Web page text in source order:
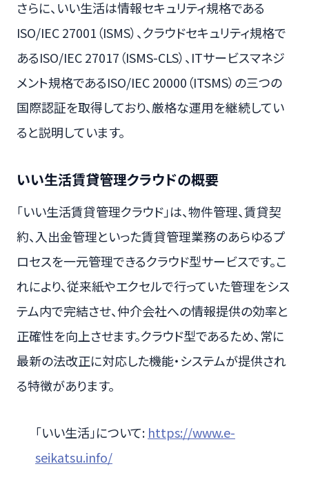
さらに、いい生活は情報セキュリティ規格である
ISO/IEC 27001（ISMS）、クラウドセキュリティ規格で
あるISO/IEC 27017（ISMS-CLS）、ITサービスマネジ
メント規格であるISO/IEC 20000（ITSMS）の三つの
国際認証を取得しており、厳格な運用を継続してい
ると説明しています。
いい生活賃貸管理クラウドの概要
「いい生活賃貸管理クラウド」は、物件管理、賃貸契
約、入出金管理といった賃貸管理業務のあらゆるプ
ロセスを一元管理できるクラウド型サービスです。こ
れにより、従来紙やエクセルで行っていた管理をシス
テム内で完結させ、仲介会社への情報提供の効率と
正確性を向上させます。クラウド型であるため、常に
最新の法改正に対応した機能・システムが提供され
る特徴があります。
「いい生活」について: https://www.e-
seikatsu.info/